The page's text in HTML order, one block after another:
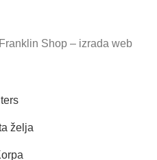
Shop – izrada web
želja